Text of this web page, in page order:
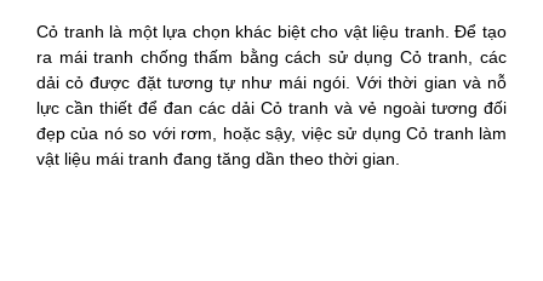
Cỏ tranh là một lựa chọn khác biệt cho vật liệu tranh. Để tạo
ra mái tranh chống thấm bằng cách sử dụng Cỏ tranh, các
dải cỏ được đặt tương tự như mái ngói. Với thời gian và nỗ
lực cần thiết để đan các dải Cỏ tranh và vẻ ngoài tương đối
đẹp của nó so với rơm, hoặc sậy, việc sử dụng Cỏ tranh làm
vật liệu mái tranh đang tăng dần theo thời gian.